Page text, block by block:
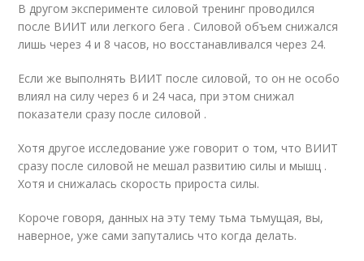
В другом эксперименте силовой тренинг проводился
после ВИИТ или легкого бега . Силовой объем снижался
лишь через 4 и 8 часов, но восстанавливался через 24.
Если же выполнять ВИИТ после силовой, то он не особо
влиял на силу через 6 и 24 часа, при этом снижал
показатели сразу после силовой .
Хотя другое исследование уже говорит о том, что ВИИТ
сразу после силовой не мешал развитию силы и мышц .
Хотя и снижалась скорость прироста силы.
Короче говоря, данных на эту тему тьма тьмущая, вы,
наверное, уже сами запутались что когда делать.